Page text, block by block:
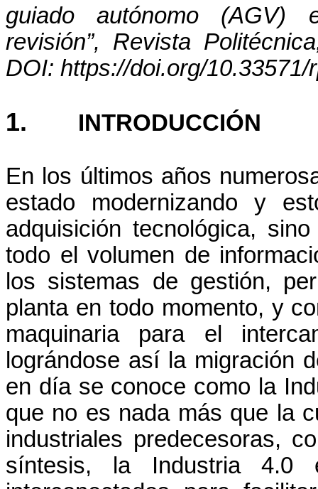
guiado autónomo (AGV)
revisión”, Revista
DOI: https://doi.org/10.33571/
1. INTRODUCCIÓN
En los últimos años
estado modernizando y
adquisición tecnológica,
todo el volumen de
los sistemas de gestión,
planta en todo momento, y
maquinaria para el
lográndose así la migración
en día se conoce como la
que no es nada más que la
industriales predecesoras,
síntesis, la Industria